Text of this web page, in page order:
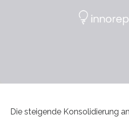
Die steigende Konsolidierung